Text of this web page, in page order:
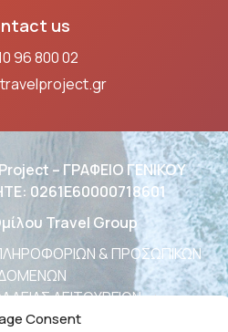
Consent
us
96 800 02
– ΓΡΑΦΕΙΟ ΓΕΝΙΚΟΥ
0261Ε60000718601
Travel Group
& ΠΡΟΣΩΠΙΚΩΝ
ΛΕΙΤΟΥΡΓΙΩΝ
ΠΟΙΟΤΗΤΑΣ